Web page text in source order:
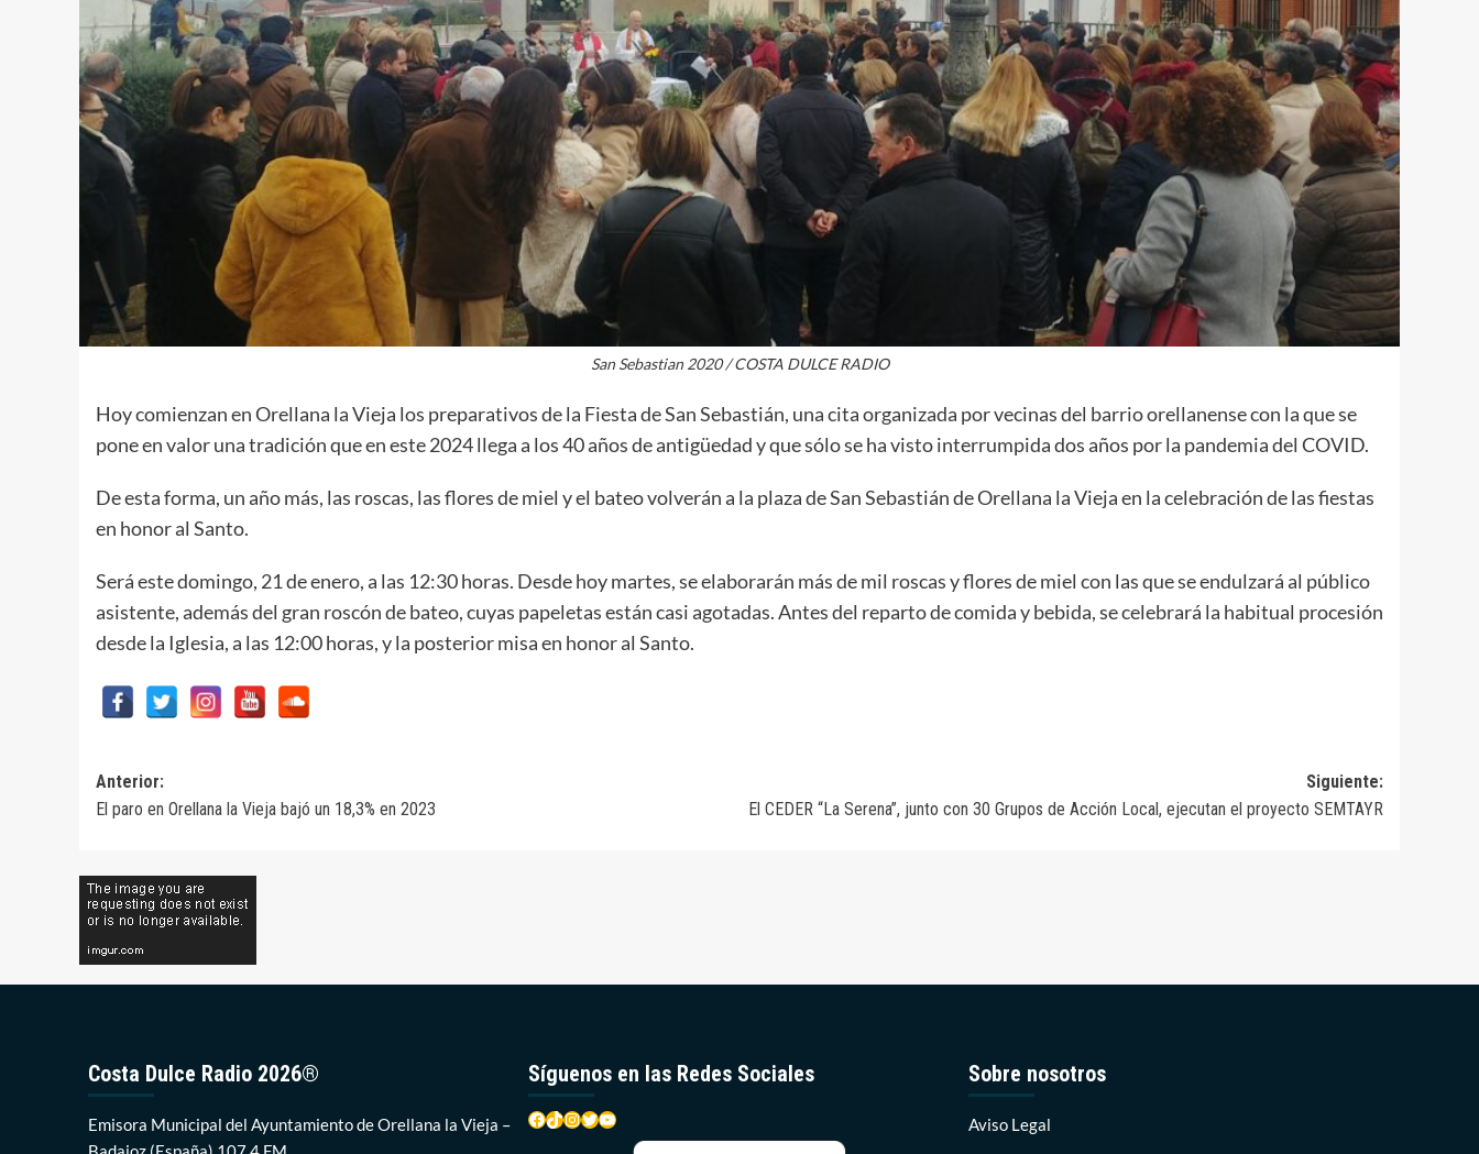
San Sebastian 2020 / COSTA DULCE RADIO
Hoy comienzan en Orellana la Vieja los preparativos de la Fiesta de San Sebastián, una cita organizada por vecinas del barrio orellanense con la que se
pone en valor una tradición que en este 2024 llega a los 40 años de antigüedad y que sólo se ha visto interrumpida dos años por la pandemia del COVID.
De esta forma, un año más, las roscas, las flores de miel y el bateo volverán a la plaza de San Sebastián de Orellana la Vieja en la celebración de las fiestas
en honor al Santo.
Será este domingo, 21 de enero, a las 12:30 horas. Desde hoy martes, se elaborarán más de mil roscas y flores de miel con las que se endulzará al público
asistente, además del gran roscón de bateo, cuyas papeletas están casi agotadas. Antes del reparto de comida y bebida, se celebrará la habitual procesión
desde la Iglesia, a las 12:00 horas, y la posterior misa en honor al Santo.
Navegación
de
Anterior:
El paro en Orellana la Vieja bajó un 18,3% en 2023
Siguiente:
El CEDER “La Serena”, junto con 30 Grupos de Acción Local, ejecutan el proyecto SEMTAYR
Costa Dulce Radio 2026®
Emisora Municipal del Ayuntamiento de Orellana la Vieja –
Síguenos en las Redes Sociales
Facebook
TikTok
Instagram
Twitter
YouTube
Sobre nosotros
Aviso Legal